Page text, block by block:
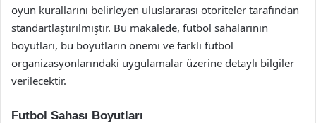
oyun kurallarını belirleyen uluslararası otoriteler tarafından
standartlaştırılmıştır. Bu makalede, futbol sahalarının
boyutları, bu boyutların önemi ve farklı futbol
organizasyonlarındaki uygulamalar üzerine detaylı bilgiler
verilecektir.
Futbol Sahası Boyutları